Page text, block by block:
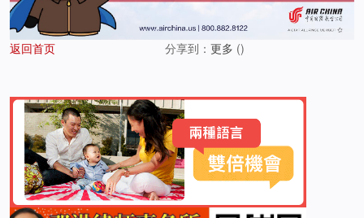
返回首页 分享到： 更多 ()